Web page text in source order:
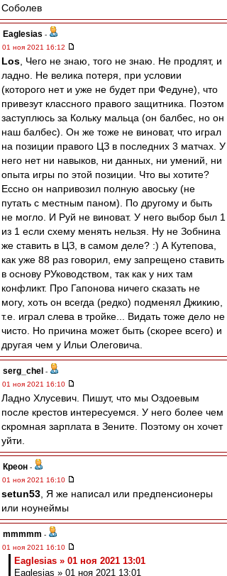
Соболев
Eaglesias -
01 ноя 2021 16:12
Los , Чего не знаю, того не знаю. Не продлят, и
ладно. Не велика потеря, при условии
(которого нет и уже не будет при Федуне), что
привезут классного правого защитника. Поэтом
заступлюсь за Кольку мальца (он балбес, но он
наш балбес). Он же тоже не виноват, что играл
на позиции правого ЦЗ в последних 3 матчах. У
него нет ни навыков, ни данных, ни умений, ни
опыта игры по этой позиции. Что вы хотите?
Ессно он напривозил полную авоську (не
путать с местным паном). По другому и быть
не могло. И Руй не виноват. У него выбор был 1
из 1 если схему менять нельзя. Ну не Зобнина
же ставить в ЦЗ, в самом деле? :) А Кутепова,
как уже 88 раз говорил, ему запрещено ставить
в основу РУководством, так как у них там
конфликт. Про Гапонова ничего сказать не
могу, хоть он всегда (редко) подменял Джикию,
т.е. играл слева в тройке... Видать тоже дело не
чисто. Но причина может быть (скорее всего) и
другая чем у Ильи Олеговича.
serg_chel -
01 ноя 2021 16:10
Ладно Хлусевич. Пишут, что мы Оздоевым
после крестов интересуемся. У него более чем
скромная зарплата в Зените. Поэтому он хочет
уйти.
Креон -
01 ноя 2021 16:10
setun53 , Я же написал или предпенсионеры
или ноунеймы
mmmmm -
01 ноя 2021 16:10
Eaglesias » 01 ноя 2021 13:01
Eaglesias » 01 ноя 2021 13:01